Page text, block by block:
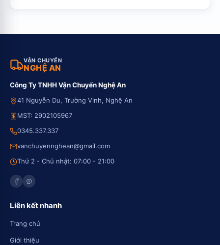
VẬN CHUYỂN
NGHỆ AN
Công Ty TNHH Vận Chuyển Nghệ An
41 Nguyễn Du, Trường Vinh, Nghệ An
MST: 2902105967
0345.337.337
vanchuyennghean@gmail.com
Thứ 2 - Chủ nhật: 07:00 - 21:00
Liên kết nhanh
Trang chủ
Giới thiệu